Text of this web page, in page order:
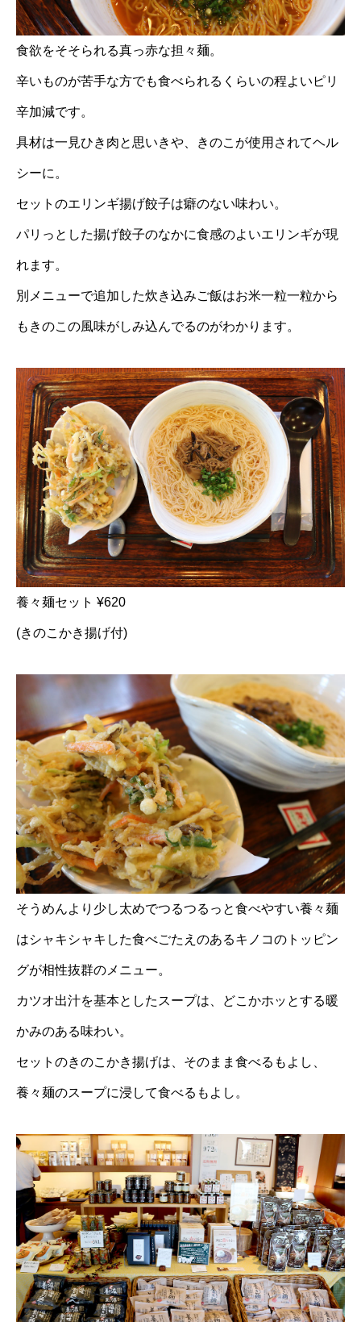
食欲をそそられる真っ赤な担々麺。
辛いものが苦手な方でも食べられるくらいの程よいピリ
辛加減です。
具材は一見ひき肉と思いきや、きのこが使用されてヘル
シーに。
セットのエリンギ揚げ餃子は癖のない味わい。
パリっとした揚げ餃子のなかに食感のよいエリンギが現
れます。
別メニューで追加した炊き込みご飯はお米一粒一粒から
もきのこの風味がしみ込んでるのがわかります。
養々麺セット ¥620
(きのこかき揚げ付)
そうめんより少し太めでつるつるっと食べやすい養々麺
はシャキシャキした食べごたえのあるキノコのトッピン
グが相性抜群のメニュー。
カツオ出汁を基本としたスープは、どこかホッとする暖
かみのある味わい。
セットのきのこかき揚げは、そのまま食べるもよし、
養々麺のスープに浸して食べるもよし。